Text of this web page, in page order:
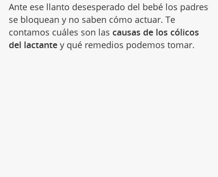
Ante ese llanto desesperado del bebé los padres
se bloquean y no saben cómo actuar. Te
contamos cuáles son las causas de los cólicos
del lactantey qué remedios podemos tomar.